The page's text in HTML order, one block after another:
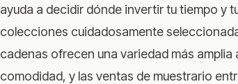
ayuda a decidir dónde invertir tu tiempo y
colecciones cuidadosamente
cadenas ofrecen una variedad más
comodidad, y las ventas de muestrario